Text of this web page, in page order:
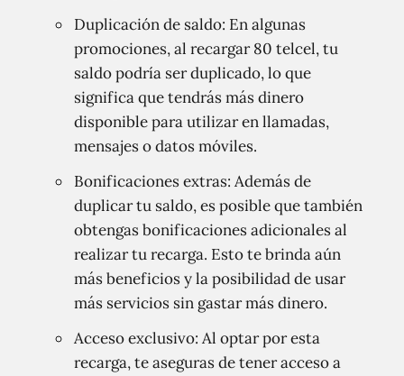
Duplicación de saldo: En algunas
promociones, al recargar 80 telcel, tu
saldo podría ser duplicado, lo que
significa que tendrás más dinero
disponible para utilizar en llamadas,
mensajes o datos móviles.
Bonificaciones extras: Además de
duplicar tu saldo, es posible que también
obtengas bonificaciones adicionales al
realizar tu recarga. Esto te brinda aún
más beneficios y la posibilidad de usar
más servicios sin gastar más dinero.
Acceso exclusivo: Al optar por esta
recarga, te aseguras de tener acceso a